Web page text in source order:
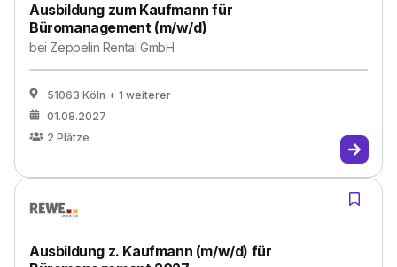
Ausbildung zum Kaufmann für
Büromanagement (m/w/d)
bei Zeppelin Rental GmbH
51063 Köln + 1 weiterer
01.08.2027
2 Plätze
Ausbildung z. Kaufmann (m/w/d) für